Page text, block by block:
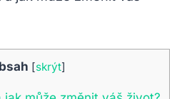
[skrýt]